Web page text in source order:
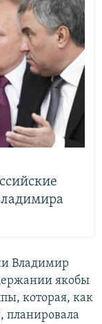
Владимир
якобы
которая, как
планировала